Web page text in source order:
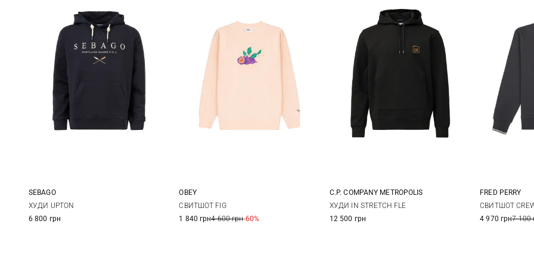
M
SEBAGO
ХУДИ UPTON
6 800 грн
XS
OBEY
СВИТШОТ FIG
1 840 грн4 600 грн-60%
M L
C.P. COMPANY METROPOLIS
ХУДИ IN STRETCH FLE
12 500 грн
S
FRED PERRY
СВИТШОТ
4 970 грн7 100